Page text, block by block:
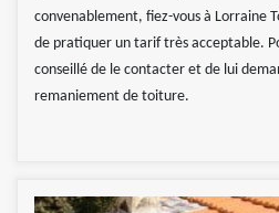
convenablement, fiez-vous à Lorraine
de pratiquer un tarif très acceptable.
conseillé de le contacter et de lui
remaniement de toiture.